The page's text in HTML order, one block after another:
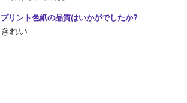
きれい